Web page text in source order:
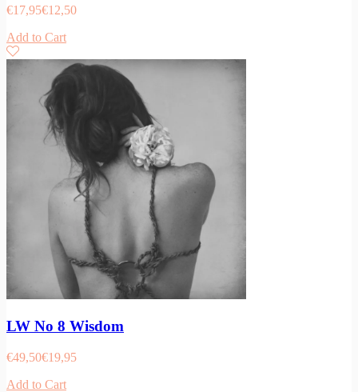
€17,95€12,50
Add to Cart
LW No 8 Wisdom
€49,50€19,95
Add to Cart